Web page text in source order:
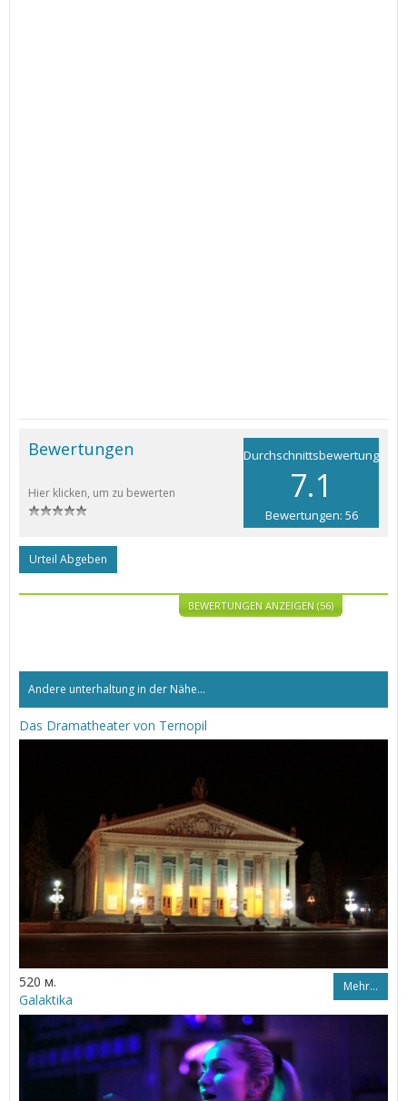
Durchschnittsbewertung
7.1
Bewertungen: 56
Bewertungen
Hier klicken, um zu bewerten
Urteil Abgeben
BEWERTUNGEN ANZEIGEN (56)
Andere unterhaltung in der Nähe...
Das Dramatheater von Ternopil
520 м. Mehr…
Galaktika